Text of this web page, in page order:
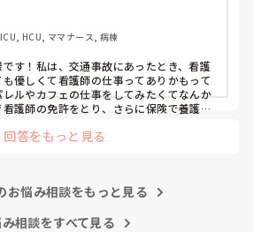
HCU, ママナース, 病棟
す！私は、交通事故にあったとき、看護
優しくて看護師の仕事ってありかもって
ルやカフェの仕事をしてみたくてなんか
護師の免許をとり、さらに保険で養護教
回答をもっと見る
お悩み相談をもっと見る
相談をすべて見る